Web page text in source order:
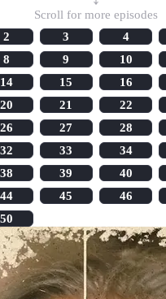
Scroll for more episodes
2 3 4
8 9 10
14 15 16
20 21 22
26 27 28
32 33 34
38 39 40
44 45 46
50